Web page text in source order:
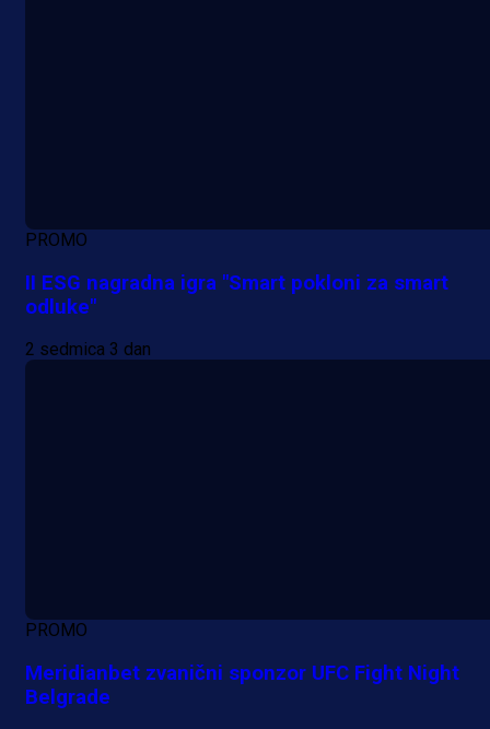
PROMO
II ESG nagradna igra "Smart pokloni za smart
odluke"
2 sedmica 3 dan
PROMO
Meridianbet zvanični sponzor UFC Fight Night
Belgrade